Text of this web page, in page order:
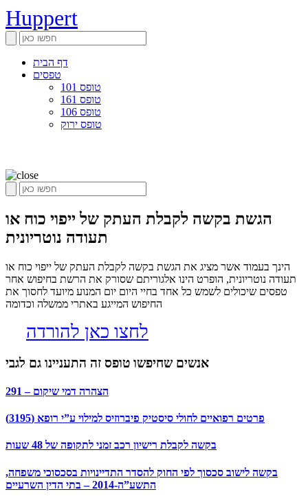
Huppert
דף הבית
טפסים
טופס 101
טופס 161
טופס 106
טופס ירוק
הגשת בקשה לקבלת העתק של ייפוי כוח או
תעודה נוטריונית
הינך בעמוד אשר מציג את הגשת בקשה לקבלת העתק של ייפוי כוח או
תעודה נוטריונית, הופרט הינו אלגוריתם שסורק את הרשת בחיפוש אחר
טפסים שיכולים לשמש כל אחד בחיי היום יום המנוע מיועד לחסוך את
החיפוש המייגע באתרי ממשלה וכדומה
לחצו כאן להורדה
אנשים שחיפשו טופס זה התעניינו גם לגבי
291 – הצהרה דמי שיקום
פרטים רפואיים לחולי סיסטיק פיברוזיס למילוי ע”י רופא (3195)
בקשה לקבלת רישיון רכב זמני לתקופה של 48 שעות
בקשה לישוב סכסוך לפי החוק להסדר התדיינויות בסכסוכי משפחה,
התשע”ה-2014 – בתי הדין השרעיים